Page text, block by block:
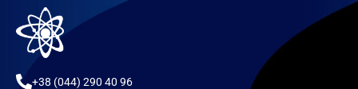
+38 (044) 290 40 96